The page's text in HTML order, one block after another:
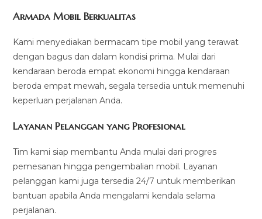
Armada Mobil Berkualitas
Kami menyediakan bermacam tipe mobil yang terawat
dengan bagus dan dalam kondisi prima. Mulai dari
kendaraan beroda empat ekonomi hingga kendaraan
beroda empat mewah, segala tersedia untuk memenuhi
keperluan perjalanan Anda.
Layanan Pelanggan yang Profesional
Tim kami siap membantu Anda mulai dari progres
pemesanan hingga pengembalian mobil. Layanan
pelanggan kami juga tersedia 24/7 untuk memberikan
bantuan apabila Anda mengalami kendala selama
perjalanan.